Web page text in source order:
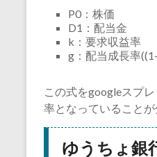
P0：株価
D1：配当金
k：要求収益率
g：配当成長率
この式をgoogleスプ
率となっていることが
ゆうちょ銀